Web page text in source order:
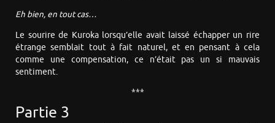
Eh bien, en tout cas…
Le sourire de Kuroka lorsqu’elle avait laissé échapper un rire
étrange semblait tout à fait naturel, et en pensant à cela
comme une compensation, ce n’était pas un si mauvais
sentiment.
***
Partie 3